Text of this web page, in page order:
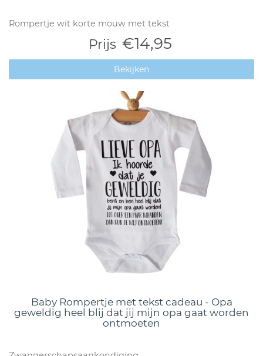
Rompertje wit korte mouw met tekst
Prijs €14,95
Bekijken
Baby Rompertje met tekst cadeau - Opa
geweldig heel blij dat jij mijn opa gaat worden
ontmoeten